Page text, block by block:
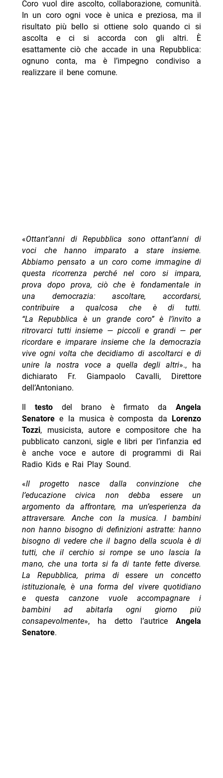
Coro vuol dire ascolto, collaborazione, comunità.
In un coro ogni voce è unica e preziosa, ma il
risultato più bello si ottiene solo quando ci si
ascolta e ci si accorda con gli altri. È
esattamente ciò che accade in una Repubblica:
ognuno conta, ma è l’impegno condiviso a
realizzare il bene comune.
«Ottant’anni di Repubblica sono ottant’anni di
voci che hanno imparato a stare insieme.
Abbiamo pensato a un coro come immagine di
questa ricorrenza perché nel coro si impara,
prova dopo prova, ciò che è fondamentale in
una democrazia: ascoltare, accordarsi,
contribuire a qualcosa che è di tutti.
“La Repubblica è un grande coro” è l’invito a
ritrovarci tutti insieme — piccoli e grandi — per
ricordare e imparare insieme che la democrazia
vive ogni volta che decidiamo di ascoltarci e di
unire la nostra voce a quella degli altri»., ha
dichiarato Fr. Giampaolo Cavalli, Direttore
dell’Antoniano.
testo del brano è firmato daAngela
Senatoree la musica è composta da
Lorenzo
Tozzi, musicista, autore e compositore che ha
pubblicato canzoni, sigle e libri per l’infanzia ed
è anche voce e autore di programmi di Rai
Radio Kids e Rai Play Sound.
«ll progetto nasce dalla convinzione che
l’educazione civica non debba essere un
argomento da affrontare, ma un’esperienza da
attraversare. Anche con la musica. I bambini
non hanno bisogno di definizioni astratte: hanno
bisogno di vedere che il bagno della scuola è di
tutti, che il cerchio si rompe se uno lascia la
mano, che una torta si fa di tante fette diverse.
La Repubblica, prima di essere un concetto
istituzionale, è una forma del vivere quotidiano
e questa canzone vuole accompagnare i
bambini ad abitarla ogni giorno più
consapevolmente», ha detto l’autriceAngela
Senatore.